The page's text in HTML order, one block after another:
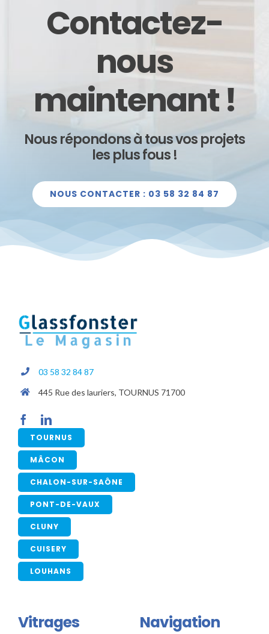
Contactez-
nous
maintenant !
Nous répondons à tous vos projets
les plus fous !
NOUS CONTACTER : 03 58 32 84 87
03 58 32 84 87
445 Rue des lauriers, TOURNUS 71700
TOURNUS
MÂCON
CHALON-SUR-SAÔNE
PONT-DE-VAUX
CLUNY
CUISERY
LOUHANS
Vitrages Navigation